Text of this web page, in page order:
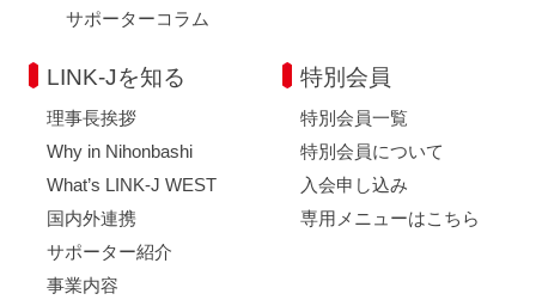
サポーターコラム
LINK-Jを知る
理事長挨拶
Why in Nihonbashi
What’s LINK-J WEST
国内外連携
サポーター紹介
事業内容
特別会員
特別会員一覧
特別会員について
入会申し込み
専用メニューはこちら